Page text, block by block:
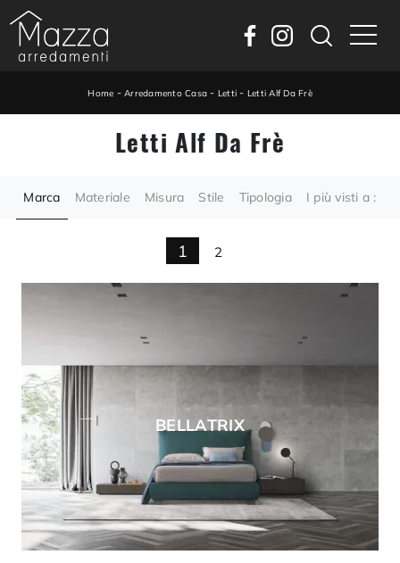
Home - Arredamento Casa - Letti - Letti Alf Da Frè
Letti Alf Da Frè
Marca Materiale Misura Stile Tipologia I più visti a :
1 2
BELLATRIX